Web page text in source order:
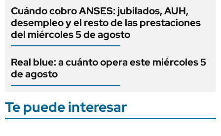
Cuándo cobro ANSES: jubilados, AUH,
desempleo y el resto de las prestaciones
del miércoles 5 de agosto
Real blue: a cuánto opera este miércoles 5
de agosto
Te puede interesar